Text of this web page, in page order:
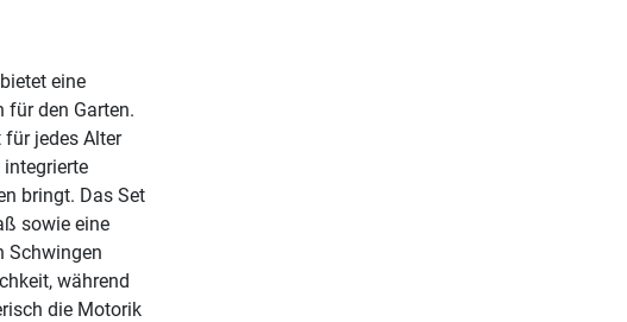
eine
für den Garten.
jedes Alter
bringt. Das Set
sowie eine
Schwingen
während
die Motorik